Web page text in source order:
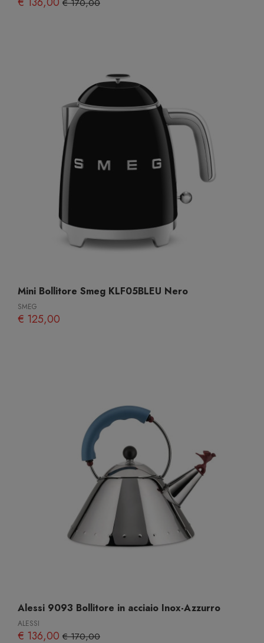
€ 170,00
Mini Bollitore Smeg KLF05BLEU Nero
SMEG
€ 125,00
Alessi 9093 Bollitore in acciaio Inox-Azzurro
ALESSI
€ 136,00 € 170,00